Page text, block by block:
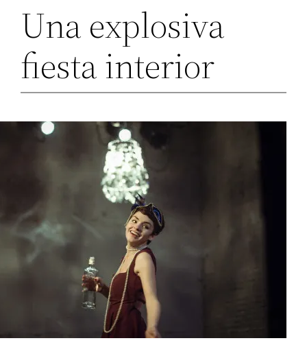
Una explosiva
fiesta interior